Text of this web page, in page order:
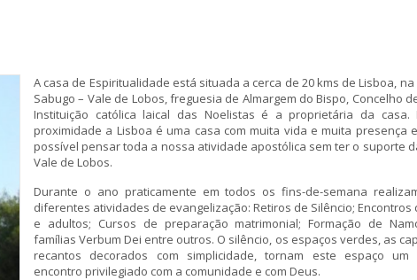
A casa de Espiritualidade está situada a cerca de 20 kms de Lisboa,
Sabugo – Vale de Lobos, freguesia de Almargem do Bispo, Concelho
Instituição católica laical das Noelistas é a proprietária da casa.
proximidade a Lisboa é uma casa com muita vida e muita presença
possível pensar toda a nossa atividade apostólica sem ter o suporte
Vale de Lobos.
Durante o ano praticamente em todos os fins-de-semana
diferentes atividades de evangelização: Retiros de Silêncio; Encontros
e adultos; Cursos de preparação matrimonial; Formação de
famílias Verbum Dei entre outros. O silêncio, os espaços verdes, as
recantos decorados com simplicidade, tornam este espaço um
encontro privilegiado com a comunidade e com Deus.